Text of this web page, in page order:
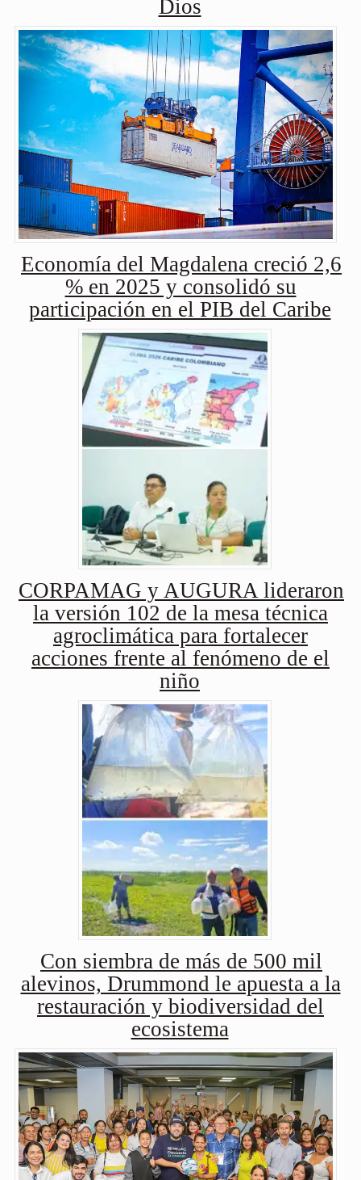
Dios
Economía del Magdalena creció 2,6
% en 2025 y consolidó su
participación en el PIB del Caribe
CORPAMAG y AUGURA lideraron
la versión 102 de la mesa técnica
agroclimática para fortalecer
acciones frente al fenómeno de el
niño
Con siembra de más de 500 mil
alevinos, Drummond le apuesta a la
restauración y biodiversidad del
ecosistema